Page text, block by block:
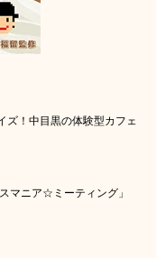
ズ！中目黒の体験型カフェ
マニア☆ミーティング」